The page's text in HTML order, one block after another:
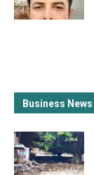
Business News